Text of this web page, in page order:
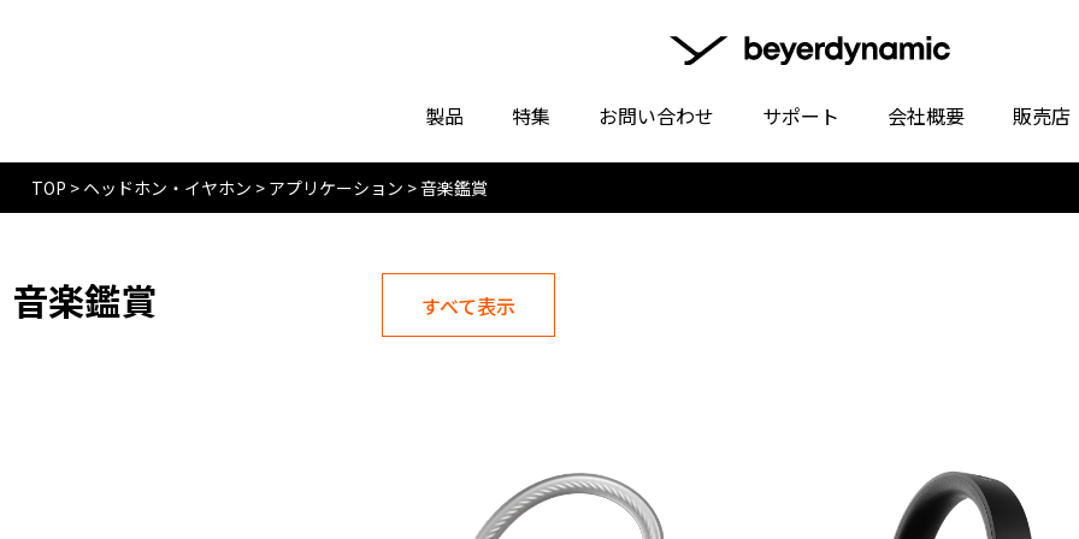
製品 特集 お問い合わせ サポート 会社概要 販売店
TOP > ヘッドホン・イヤホン > アプリケーション >音楽鑑賞
音楽鑑賞 すべて表示